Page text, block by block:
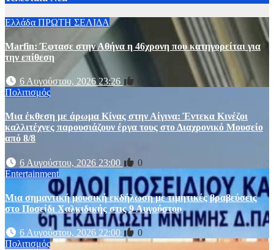
Ελλάδα ΠΡΩΤΗ ΣΕΛΙΔΑ
Marfin: Έφτασε στην Αθήνα η 46χρονη που κατηγορείται για
την επίθεση
6 Αυγούστου, 2026 23:26
Πολιτισμός
Μια έκθεση με άρωμα Κίνας στην Αίγινα: Έντεκα Κινέζοι
καλλιτέχνες παρουσιάζουν έργα τους στο Διαχρονικό Μουσείο
από 8/8
6 Αυγούστου, 2026 23:00
0
Entertainment
Μια σημαντική μουσική εκδήλωση με τιμητικές βραβεύσεις
στο Ποσείδι Χαλκιδικής στις 9 Αυγούστου
6 Αυγούστου, 2026 22:00
0
Πολιτισμός